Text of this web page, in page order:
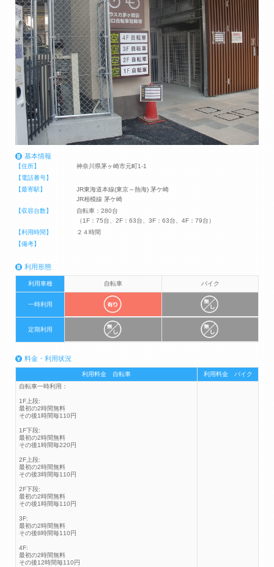
基本情報
【住所】
神奈川県茅ヶ崎市元町1-1
【電話番号】
【最寄駅】
JR東海道本線(東京～熱海) 茅ケ崎
JR相模線 茅ケ崎
【収容台数】
自転車：280台
（1F：75台、2F：63台、3F：63台、4F：79台）
【利用時間】
２４時間
【備考】
利用形態
利用車種 自転車 バイク
一時利用
定期利用
料金・利用状況
利用料金 自転車
利用料金 バイク
自転車一時利用：
1F上段:
最初の2時間無料
その後1時間毎110円
1F下段:
最初の2時間無料
その後1時間毎220円
2F上段:
最初の2時間無料
その後3時間毎110円
2F下段:
最初の2時間無料
その後1時間毎110円
3F:
最初の2時間無料
その後8時間毎110円
4F:
最初の2時間無料
その後12時間毎110円